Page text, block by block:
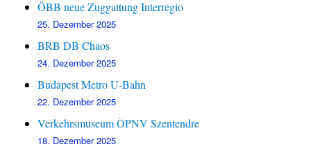
ÖBB neue Zuggattung Interregio
25. Dezember 2025
BRB DB Chaos
24. Dezember 2025
Budapest Metro U-Bahn
22. Dezember 2025
Verkehrsmuseum ÖPNV Szentendre
18. Dezember 2025